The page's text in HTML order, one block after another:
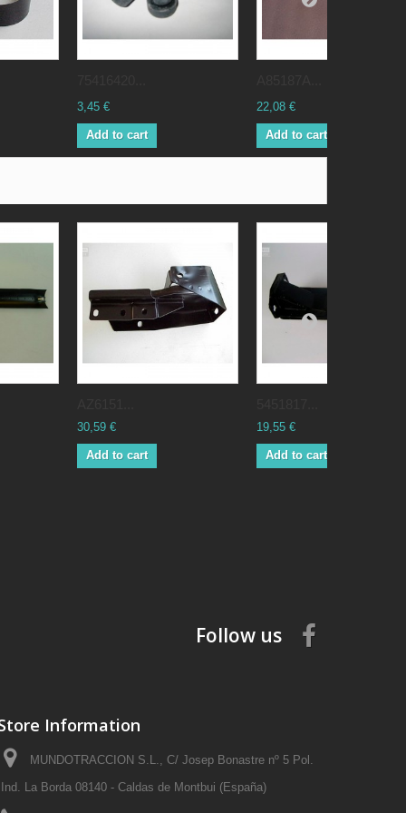
3,45 €
Add to cart
22,08 €
Add to cart
30,59 €
Add to cart
19,55 €
Add to cart
Follow us
Information
MUNDOTRACCION S.L., C/ Josep Bonastre nº 5 Pol.
Ind. La Borda 08140 - Caldas de Montbui (España)